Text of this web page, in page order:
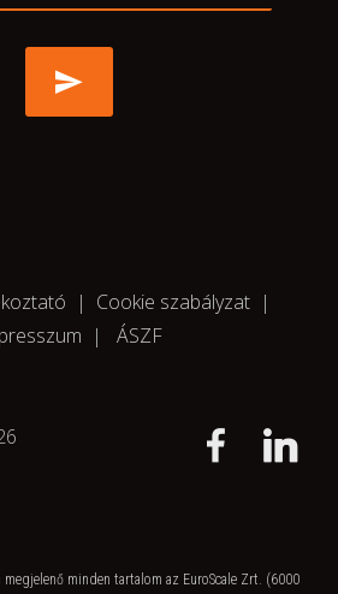
| Cookie szabályzat |
| ÁSZF
minden tartalom az EuroScale Zrt. (6000